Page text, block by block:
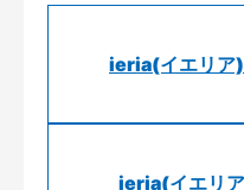
ieria(イエリア)
ieria(イエリ